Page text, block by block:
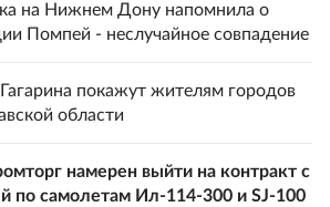
на Нижнем Дону напомнила о
Помпей - неслучайное совпадение
покажут жителям городов
области
намерен выйти на контракт с
по самолетам Ил-114-300 и SJ-100